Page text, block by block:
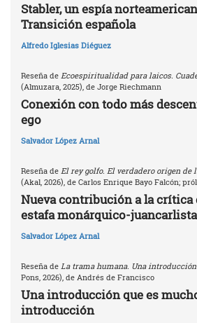
Stabler, un espía
Transición española
Alfredo Iglesias Diéguez
Reseña de Ecoespiritualidad para laicos.
(Almuzara, 2025), de Jorge Riechmann
Conexión con todo más
ego
Salvador López Arnal
Reseña de El rey golfo. El verdadero origen de
(Akal, 2026), de Carlos Enrique Bayo Falcón;
Nueva contribución a la crítica
estafa monárquico-juancarlista
Salvador López Arnal
Reseña de La trama humana. Una
Pons, 2026), de Andrés de Francisco
Una introducción que es
introducción